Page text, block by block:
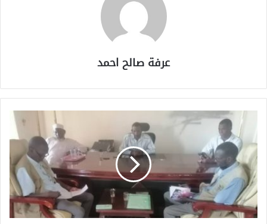
عرفة صالح احمد